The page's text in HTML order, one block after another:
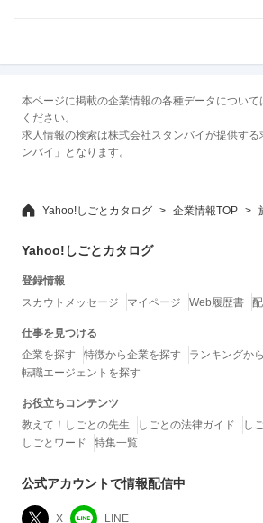
本ページに掲載の企業情報の各種データについて
ください。
求人情報の検索は株式会社スタンバイが提供する
ンバイ」となります。
Yahoo!しごとカタログ 企業情報TOP
Yahoo!しごとカタログ
登録情報
スカウトメッセージ
マイページ Web履歴書
仕事を見つける
企業を探す
特徴から企業を探す
ランキングか
転職エージェントを探す
お役立ちコンテンツ
教えて！しごとの先生
しごとの法律ガイド
し
しごとワード
特集一覧
公式アカウントで情報配信中
X LINE